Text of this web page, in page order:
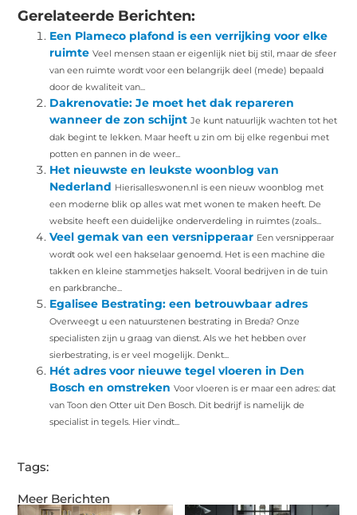
Meer Berichten
Gerelateerde Berichten:
Een Plameco plafond is een verrijking voor elke
ruimte Veel mensen staan er eigenlijk niet bij stil, maar de sfeer
van een ruimte wordt voor een belangrijk deel (mede) bepaald
door de kwaliteit van...
Dakrenovatie: Je moet het dak repareren
wanneer de zon schijnt Je kunt natuurlijk wachten tot het
dak begint te lekken. Maar heeft u zin om bij elke regenbui met
potten en pannen in de weer...
Het nieuwste en leukste woonblog van
Nederland Hierisalleswonen.nl is een nieuw woonblog met
een moderne blik op alles wat met wonen te maken heeft. De
website heeft een duidelijke onderverdeling in ruimtes (zoals...
Veel gemak van een versnipperaar Een versnipperaar
wordt ook wel een hakselaar genoemd. Het is een machine die
takken en kleine stammetjes hakselt. Vooral bedrijven in de tuin
en parkbranche...
Egalisee Bestrating: een betrouwbaar adres
Overweegt u een natuurstenen bestrating in Breda? Onze
specialisten zijn u graag van dienst. Als we het hebben over
sierbestrating, is er veel mogelijk. Denkt...
Hét adres voor nieuwe tegel vloeren in Den
Bosch en omstreken Voor vloeren is er maar een adres: dat
van Toon den Otter uit Den Bosch. Dit bedrijf is namelijk de
specialist in tegels. Hier vindt...
Tags: